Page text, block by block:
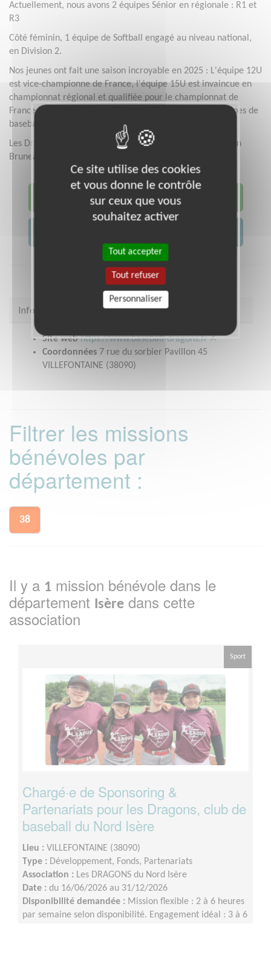
Actuellement, nous avons 2 équipes Sénior en régionale : R1 et
R3
Côté féminin, 1 équipe de Softball engagé au niveau national,
en Division 2.
Nos jeunes ont fait une saison incroyable en 2025 : L'équipe 12U
est vice-championne de France, l'équipe 15U est invaincue en
championnat régional et qualifiée pour le championnat de
France.Membre de la LAURABS ligue Auvergne Rhône-Alpes de
baseball, et softball.
Les Dragons sont actuellement sous la présidence de Julien
Bruneau.
JE DEVIENS BÉNÉVOLE !
Infos pratiques
Site web https://www.baseball-dragons.fr
Coordonnées 7 rue du sorbier Pavillon 45
VILLEFONTAINE (38090)
Filtrer les missions
bénévoles par
département :
38
Il y a 1 mission bénévole dans le
département Isère dans cette
association
Sport
Chargé·e de Sponsoring &
Partenariats pour les Dragons, club de
baseball du Nord Isère
Lieu : VILLEFONTAINE (38090)
Type : Développement, Fonds, Partenariats
Association : Les DRAGONS du Nord Isère
Date : du 16/06/2026 au 31/12/2026
Disponibilité demandée : Mission flexible : 2 à 6 heures
par semaine selon disponibilité. Engagement idéal : 3 à 6
Ce site utilise des cookies
et vous donne le contrôle
sur ceux que vous
souhaitez activer
Tout accepter
Tout refuser
Personnaliser